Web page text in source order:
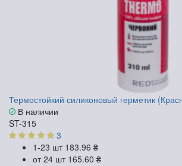
Термостойкий силиконовый герметик
В наличии
ST-315
3
1-23 шт 183.96 ₴
от 24 шт 165.60 ₴